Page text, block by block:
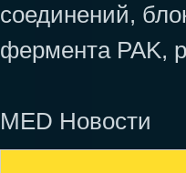
соединений,
фермента PAK,
MED Новости